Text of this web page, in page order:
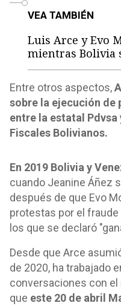
VEA TAMBIÉN
Luis Arce y Evo
mientras Bolivia
Entre otros aspectos,
sobre la ejecución de
entre la estatal
Fiscales Bolivianos.
En 2019 Bolivia y
cuando Jeanine Áñez
después de que Evo
protestas por el
los que se declaró
Desde que Arce
de 2020, ha trabajado
conversaciones con el
que este 20 de abril